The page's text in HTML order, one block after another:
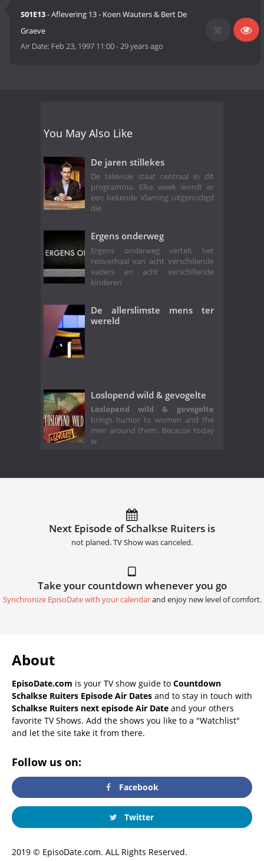
S01E13- Aflevering 13 - Koen Wauters & Bert De
Graeve
Air Date: Feb 23, 1997 11:00-29 years ago
You May Also Like
De jaren stillekes
De televisie staat centraal in dit
programma. Elke week wordt er
een bekende Vlaming uitgenodigd
die
Ergens onderweg
Ergens onderweg vertelt het
reisverhaal van acht verschillende
vaders en acht verschillende
kinderen
De allerslimste mens ter
wereld
Loslopend wild & gevogelte
Loslopend wild & gevogelte
brings humor to women and the
men around them. Because today
w
Next Episode of Schalkse Ruiters is
not planed. TV Show was canceled.
Take your countdown whenever you go
Synchronize EpisoDate with your calendarand enjoy new level of comfort.
About
EpisoDate.com is your TV show guide to Countdown
Schalkse Ruiters Episode Air Dates and to stay in touch with
Schalkse Ruiters next episode Air Date and your others
favorite TV Shows. Add the shows you like to a "Watchlist"
and let the site take it from there.
Follow us on:
Facebook
Twitter
2019 © EpisoDate.com. ALL Rights Reserved.